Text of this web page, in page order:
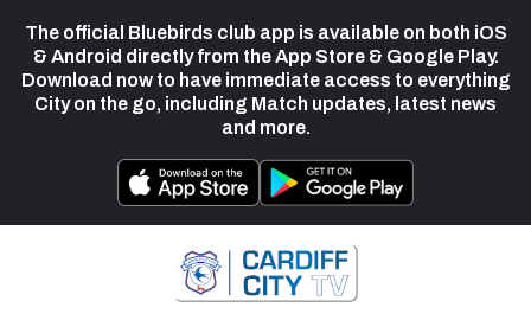
The official Bluebirds club app is available on both iOS
& Android directly from the App Store & Google Play.
Download now to have immediate access to everything
City on the go, including Match updates, latest news
and more.